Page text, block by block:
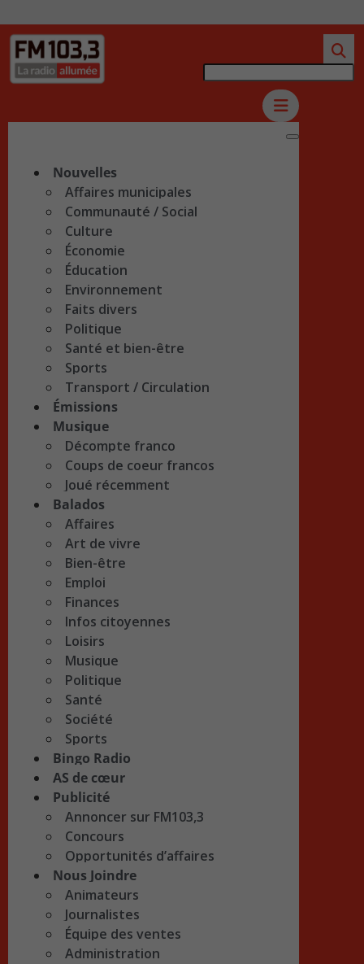
Nouvelles
Affaires municipales
Communauté / Social
Culture
Économie
Éducation
Environnement
Faits divers
Politique
Santé et bien-être
Sports
Transport / Circulation
Émissions
Musique
Décompte franco
Coups de coeur francos
Joué récemment
Balados
Affaires
Art de vivre
Bien-être
Emploi
Finances
Infos citoyennes
Loisirs
Musique
Politique
Santé
Société
Sports
Bingo Radio
AS de cœur
Publicité
Annoncer sur FM103,3
Concours
Opportunités d’affaires
Nous Joindre
Animateurs
Journalistes
Équipe des ventes
Administration